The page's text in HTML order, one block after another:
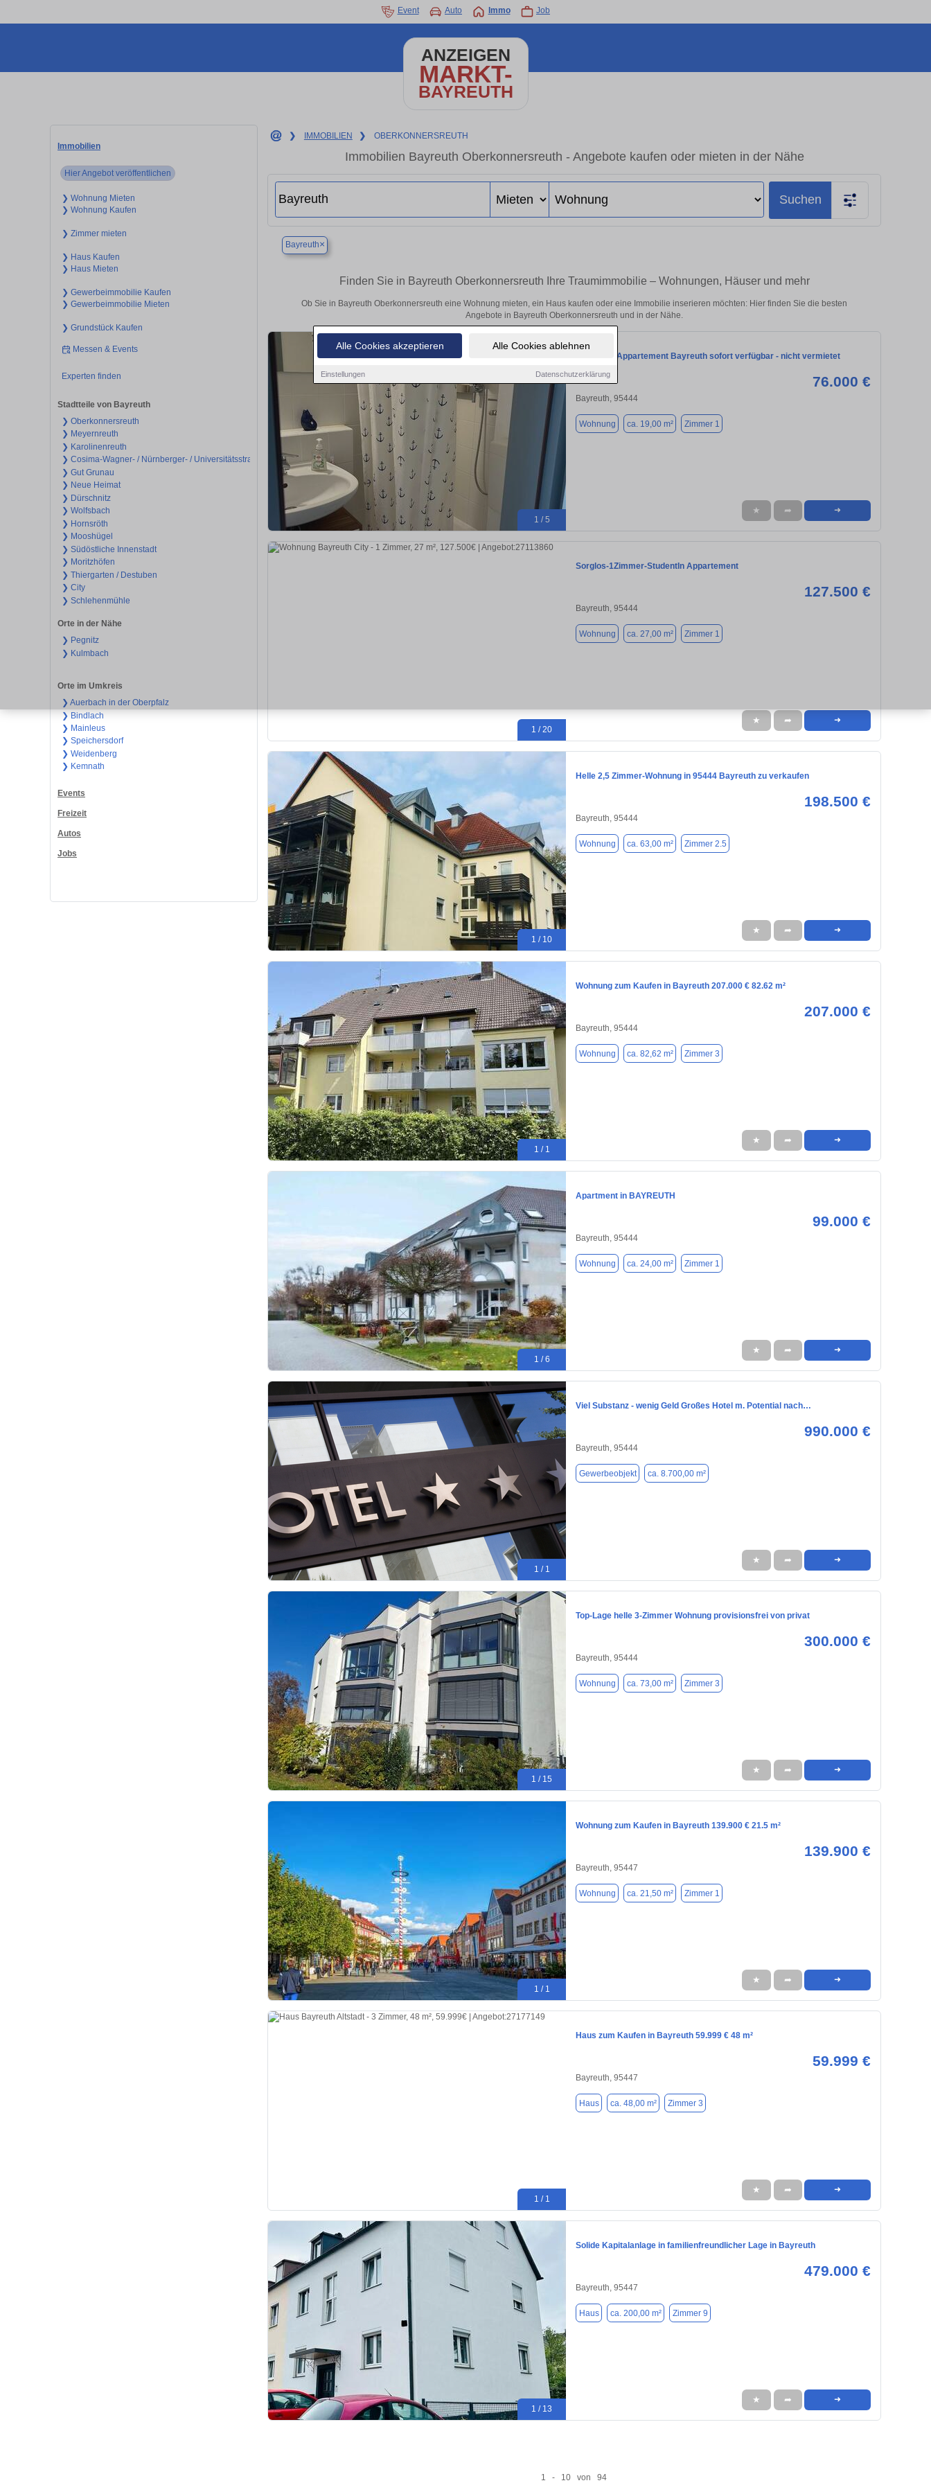
Alle Cookies akzeptieren Alle Cookies ablehnen
Einstellungen Datenschutzerklärung
Event Auto Immo Job
ANZEIGEN
MARKT-
BAYREUTH
Immobilien
Hier Angebot veröffentlichen
❯ Wohnung Mieten
❯ Wohnung Kaufen
❯ Zimmer mieten
❯ Haus Kaufen
❯ Haus Mieten
❯ Gewerbeimmobilie Kaufen
❯ Gewerbeimmobilie Mieten
❯ Grundstück Kaufen
Messen & Events
Experten finden
Stadtteile von Bayreuth
❯ Oberkonnersreuth
❯ Meyernreuth
❯ Karolinenreuth
❯ Cosima-Wagner- / Nürnberger- / Universitätsstraße
❯ Gut Grunau
❯ Neue Heimat
❯ Dürschnitz
❯ Wolfsbach
❯ Hornsröth
❯ Mooshügel
❯ Südöstliche Innenstadt
❯ Moritzhöfen
❯ Thiergarten / Destuben
❯ City
❯ Schlehenmühle
Orte in der Nähe
❯ Pegnitz
❯ Kulmbach
Orte im Umkreis
❯ Auerbach in der Oberpfalz
❯ Bindlach
❯ Mainleus
❯ Speichersdorf
❯ Weidenberg
❯ Kemnath
Events
Freizeit
Autos
Jobs
❯ IMMOBILIEN ❯ OBERKONNERSREUTH
Immobilien Bayreuth Oberkonnersreuth - Angebote kaufen oder mieten in der Nähe
Suchen
Bayreuth×
Finden Sie in Bayreuth Oberkonnersreuth Ihre Traumimmobilie – Wohnungen, Häuser und mehr
Ob Sie in Bayreuth Oberkonnersreuth eine Wohnung mieten, ein Haus kaufen oder eine Immobilie inserieren möchten: Hier finden Sie die besten
Angebote in Bayreuth Oberkonnersreuth und in der Nähe.
1 / 5
1-Zimmer-Appartement Bayreuth sofort verfügbar - nicht vermietet
76.000 €
Bayreuth, 95444
Wohnung ca. 19,00 m² Zimmer 1
★ ➦ ➜
1 / 20
Sorglos-1Zimmer-StudentIn Appartement
127.500 €
Bayreuth, 95444
Wohnung ca. 27,00 m² Zimmer 1
★ ➦ ➜
1 / 10
Helle 2,5 Zimmer-Wohnung in 95444 Bayreuth zu verkaufen
198.500 €
Bayreuth, 95444
Wohnung ca. 63,00 m² Zimmer 2.5
★ ➦ ➜
1 / 1
Wohnung zum Kaufen in Bayreuth 207.000 € 82.62 m²
207.000 €
Bayreuth, 95444
Wohnung ca. 82,62 m² Zimmer 3
★ ➦ ➜
1 / 6
Apartment in BAYREUTH
99.000 €
Bayreuth, 95444
Wohnung ca. 24,00 m² Zimmer 1
★ ➦ ➜
1 / 1
Viel Substanz - wenig Geld Großes Hotel m. Potential nach…
990.000 €
Bayreuth, 95444
Gewerbeobjekt ca. 8.700,00 m²
★ ➦ ➜
1 / 15
Top-Lage helle 3-Zimmer Wohnung provisionsfrei von privat
300.000 €
Bayreuth, 95444
Wohnung ca. 73,00 m² Zimmer 3
★ ➦ ➜
1 / 1
Wohnung zum Kaufen in Bayreuth 139.900 € 21.5 m²
139.900 €
Bayreuth, 95447
Wohnung ca. 21,50 m² Zimmer 1
★ ➦ ➜
1 / 1
Haus zum Kaufen in Bayreuth 59.999 € 48 m²
59.999 €
Bayreuth, 95447
Haus ca. 48,00 m² Zimmer 3
★ ➦ ➜
1 / 13
Solide Kapitalanlage in familienfreundlicher Lage in Bayreuth
479.000 €
Bayreuth, 95447
Haus ca. 200,00 m² Zimmer 9
★ ➦ ➜
1 - 10 von 94